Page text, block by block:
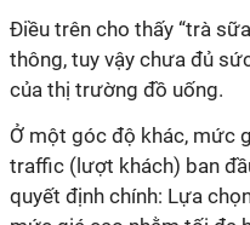
Điều trên cho thấy “trà
thông, tuy vậy chưa đủ
của thị trường đồ uống.
Ở một góc độ khác, mức
traffic (lượt khách) ban
quyết định chính: Lựa